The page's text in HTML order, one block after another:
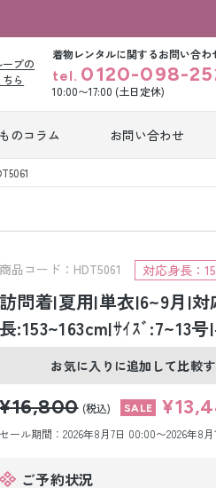
プの
ら
着物レンタルに関するお問い合わ
tel. 0120-098-
10:00〜17:00 (土日定休)
のコラム お問い合わせ
産着レンタル
タル
色打掛&紋付袴
レンタル
商品コード：HDT5061 対応身長：
訪問着|夏用|単衣|6~9月|対
長:153~163cm|ｻｲｽﾞ:7~13
お気に入りに追加して比較
¥16,800 (税込)
セール期間：2026年8月7日 00:00〜2026年8月
ご予約状況